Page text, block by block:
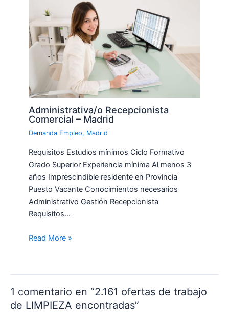
Administrativa/o Recepcionista
Comercial – Madrid
Demanda Empleo, Madrid
Requisitos Estudios mínimos Ciclo Formativo
Grado Superior Experiencia mínima Al menos 3
años Imprescindible residente en Provincia
Puesto Vacante Conocimientos necesarios
Administrativo Gestión Recepcionista
Requisitos…
Read More »
1 comentario en “2.161 ofertas de trabajo
de LIMPIEZA encontradas”